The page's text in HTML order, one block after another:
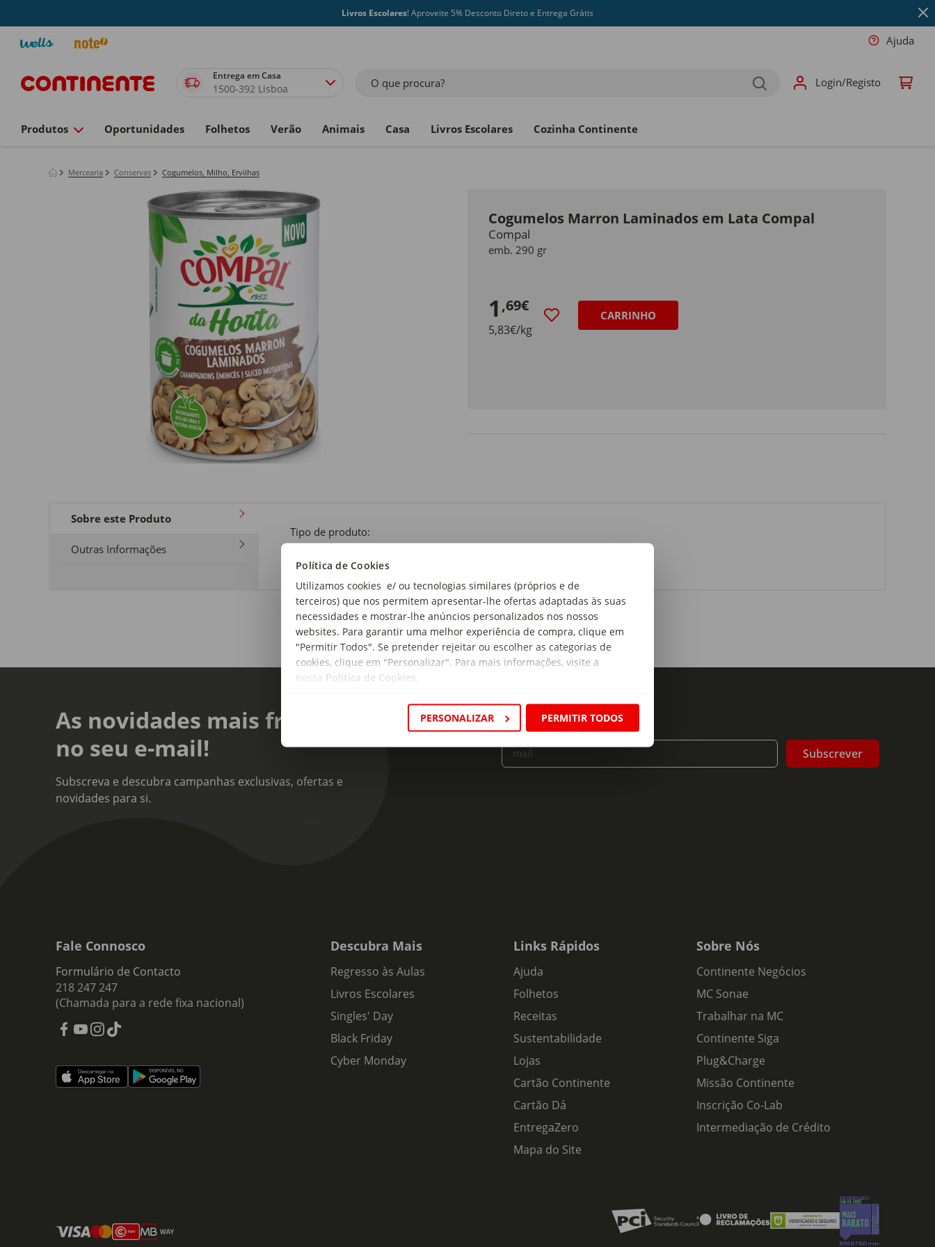
Política de Cookies
Utilizamos cookies e/ ou tecnologias similares (próprios e de
terceiros) que nos permitem apresentar-lhe ofertas adaptadas às suas
necessidades e mostrar-lhe anúncios personalizados nos nossos
websites. Para garantir uma melhor experiência de compra, clique em
"Permitir Todos". Se pretender rejeitar ou escolher as categorias de
cookies, clique em "Personalizar". Para mais informações, visite a
nossa Política de Cookies
PERSONALIZAR PERMITIR TODOS
Livros Escolares! Aproveite 5% Desconto Direto e Entrega Grátis
Ajuda
Entrega em Casa
1500-392 Lisboa O que procura? Login/Registo
Produtos Oportunidades Folhetos Verão Animais Casa Livros Escolares Cozinha Continente
Mercearia Conservas Cogumelos, Milho, Ervilhas
Cogumelos Marron Laminados em Lata Compal
Compal
emb. 290 gr
1 ,69€
5,83€/kg
CARRINHO
Sobre este Produto
Outras Informações
Tipo de produto:
Cogumelos
As novidades mais frescas
no seu e-mail!
Subscreva e descubra campanhas exclusivas, ofertas e
novidades para si.
mail
Subscrever
Fale Connosco
Formulário de Contacto
218 247 247
(Chamada para a rede fixa nacional)
Descubra Mais
Regresso às Aulas
Livros Escolares
Singles' Day
Black Friday
Cyber Monday
Links Rápidos
Ajuda
Folhetos
Receitas
Sustentabilidade
Lojas
Cartão Continente
Cartão Dá
EntregaZero
Mapa do Site
Sobre Nós
Continente Negócios
MC Sonae
Trabalhar na MC
Continente Siga
Plug&Charge
Missão Continente
Inscrição Co-Lab
Intermediação de Crédito